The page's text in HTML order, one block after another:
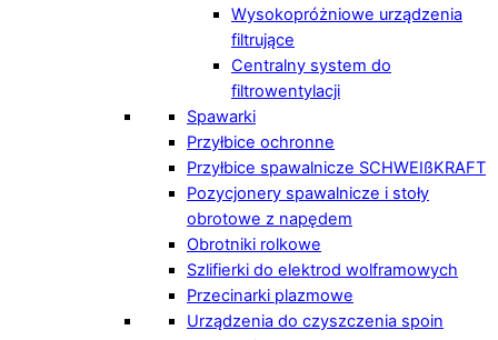
Wysokopróżniowe urządzenia
filtrujące
Centralny system do
filtrowentylacji
Spawarki
Przyłbice ochronne
Przyłbice spawalnicze SCHWEIßKRAFT
Pozycjonery spawalnicze i stoły
obrotowe z napędem
Obrotniki rolkowe
Szlifierki do elektrod wolframowych
Przecinarki plazmowe
Urządzenia do czyszczenia spoin